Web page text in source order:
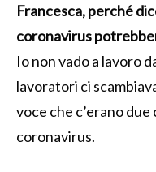
Francesca, perché
coronavirus
Io non vado a lavoro
lavoratori ci
voce che c’erano
coronavirus.